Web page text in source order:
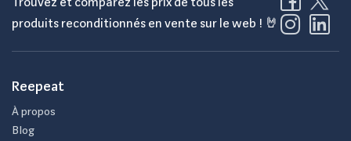
produits reconditionnés en vente sur le web ! 🤘
Reepeat
À propos
Blog